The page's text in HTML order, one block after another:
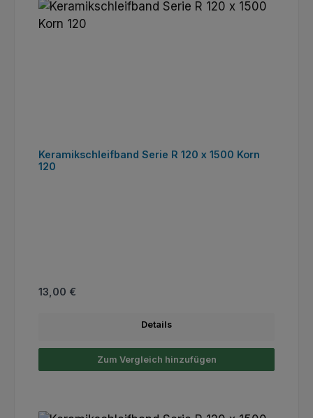
Keramikschleifband Serie R 120 x 1500 Korn
120
Regulärer Preis:
13,00 €
Details
Zum Vergleich hinzufügen